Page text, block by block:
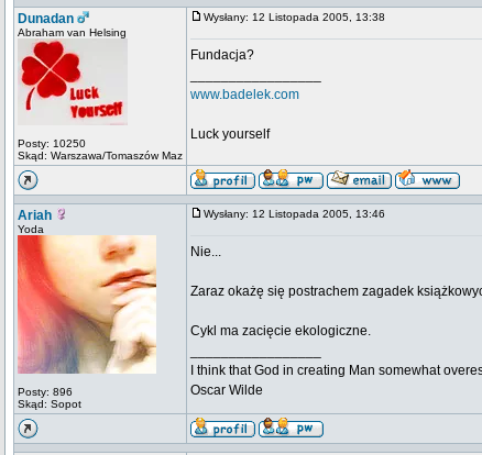
Dunadan
Abraham van Helsing
Posty: 10250
Skąd: Warszawa/Tomaszów Maz
Wysłany: 12 Listopada 2005, 13:38
Fundacja?
www.badelek.com
Luck yourself
Ariah
Yoda
Posty: 896
Skąd: Sopot
Wysłany: 12 Listopada 2005, 13:46
Nie...
Zaraz okażę się postrachem zagadek
Cykl ma zacięcie ekologiczne.
I think that God in creating Man somewhat
Oscar Wilde